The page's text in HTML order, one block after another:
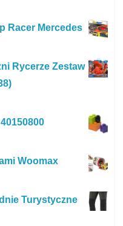
Racer Mercedes
Rycerze Zestaw
Woomax
Turystyczne